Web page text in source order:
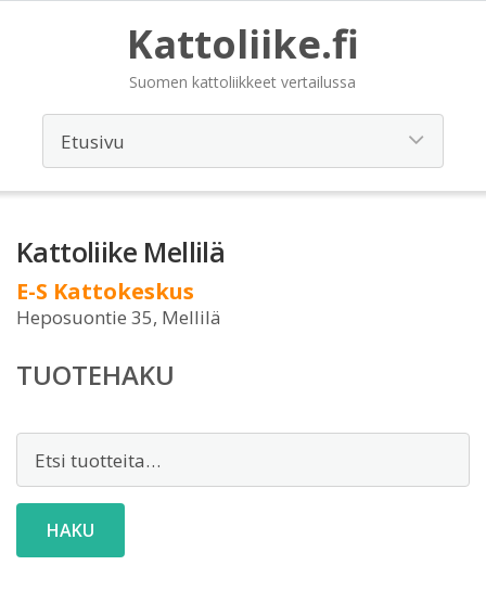
Kattoliike.fi
Suomen kattoliikkeet vertailussa
Kattoliike Mellilä
E-S Kattokeskus
Heposuontie 35, Mellilä
TUOTEHAKU
HAKU